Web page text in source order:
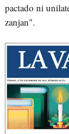
pactado ni
zanjan".